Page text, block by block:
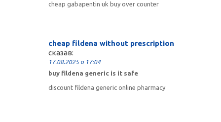
cheap gabapentin uk buy over counter
cheap fildena without prescription
сказав:
17.08.2025 о 17:04
buy fildena generic is it safe
discount fildena generic online pharmacy